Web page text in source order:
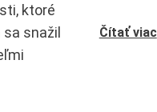
ktoré
snažil
Čítať viac